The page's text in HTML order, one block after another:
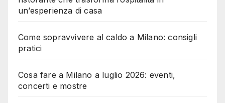
un’esperienza di casa
Come sopravvivere al caldo a Milano: consigli
pratici
Cosa fare a Milano a luglio 2026: eventi,
concerti e mostre